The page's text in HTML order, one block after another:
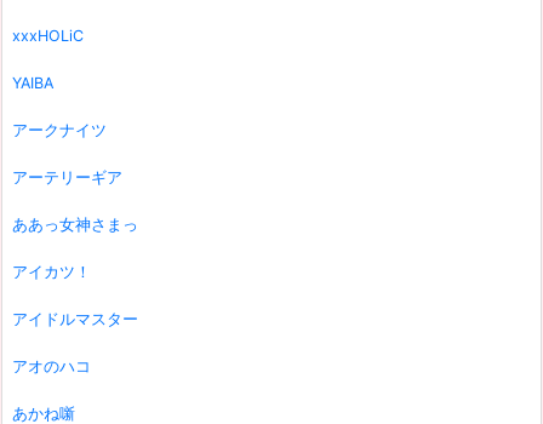
xxxHOLiC
YAIBA
アークナイツ
アーテリーギア
ああっ女神さまっ
アイカツ！
アイドルマスター
アオのハコ
あかね噺